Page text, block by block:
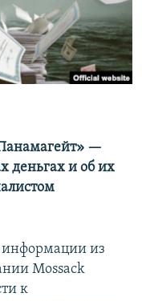
—
деньгах и об их
информации из
Mossack
к